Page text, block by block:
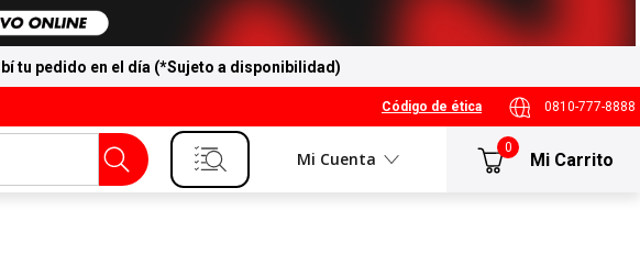
tu pedido en el día (*Sujeto a disponibilidad)
Código de ética 0810-777-8888
Mi Cuenta
0